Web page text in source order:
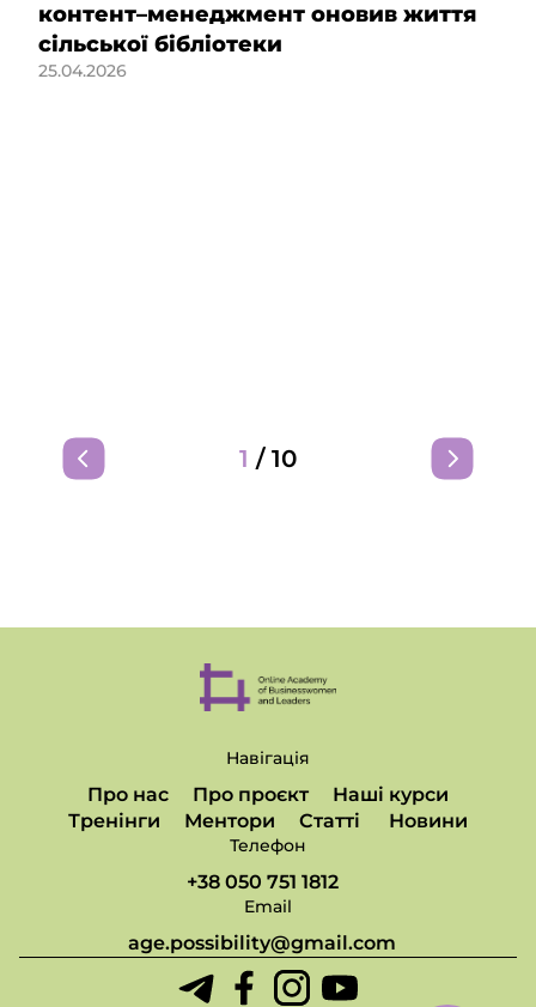
контент–менеджмент оновив життя
сільської бібліотеки
25.04.2026
1 / 10
Навігація
Про нас Про проєкт
Наші курси
Тренінги
Ментори Статті Новини
Телефон
+38 050 751 1812
Email
age.possibility@gmail.com